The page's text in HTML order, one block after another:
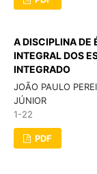
A DISCIPLINA DE
INTEGRAL DOS
INTEGRADO
JOÃO PAULO
JÚNIOR
1-22
PDF